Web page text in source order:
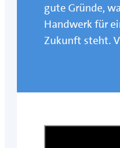
gute Gründe,
Handwerk für
Zukunft steht.